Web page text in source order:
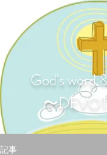
God's word
〜
記事